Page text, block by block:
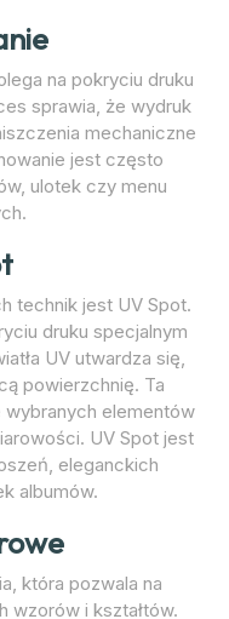
na pokryciu druku
sprawia, że wydruk
mechaniczne
jest często
ulotek czy menu
technik jest UV Spot.
druku specjalnym
UV utwardza się,
powierzchnię. Ta
wybranych elementów
UV Spot jest
eleganckich
albumów.
która pozwala na
wzorów i kształtów.